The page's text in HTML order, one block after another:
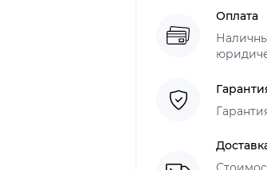
Оплата